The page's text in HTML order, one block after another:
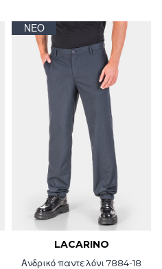
ΝΈΟ
LACARINO
Ανδρικό παντελόνι 7884-18